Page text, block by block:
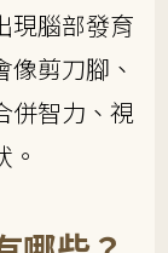
現腦部發育
剪刀腳、
併智力、視